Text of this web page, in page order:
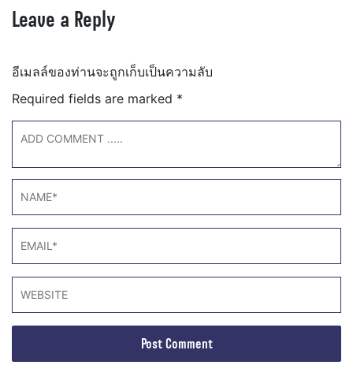
Leave a Reply
อีเมลล์ของท่านจะถูกเก็บเป็นความลับ
Required fields are marked *